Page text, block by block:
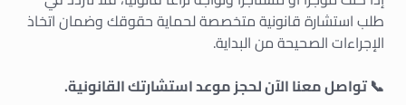
طلب استشارة قانونية متخصصة لحماية حقوقك وضمان اتخاذ
الإجراءات الصحيحة من البداية.
📞 تواصل معنا الآن لحجز موعد استشارتك القانونية.